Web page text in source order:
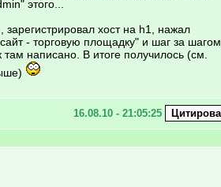
этого...
хост на h1, нажал
- торговую площадку" и шаг за шагом
там написано. В итоге получилось (см.
16.08.10 - 21:05:25